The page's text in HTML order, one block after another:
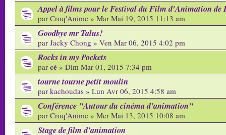
Appel à films pour le Festival du Film d'Animation de
par Croq'Anime » Mar Mai 19, 2015 11:13 am
Goodbye mr Talus!
par Jacky Chong » Ven Mar 06, 2015 4:02 pm
Rocks in my Pockets
par cé » Dim Mar 01, 2015 7:34 pm
tourne tourne petit moulin
par kachoudas » Lun Avr 06, 2015 4:58 am
Conférence "Autour du cinéma d'animation"
par Croq'Anime » Mer Mai 13, 2015 10:08 am
Stage de film d'animation